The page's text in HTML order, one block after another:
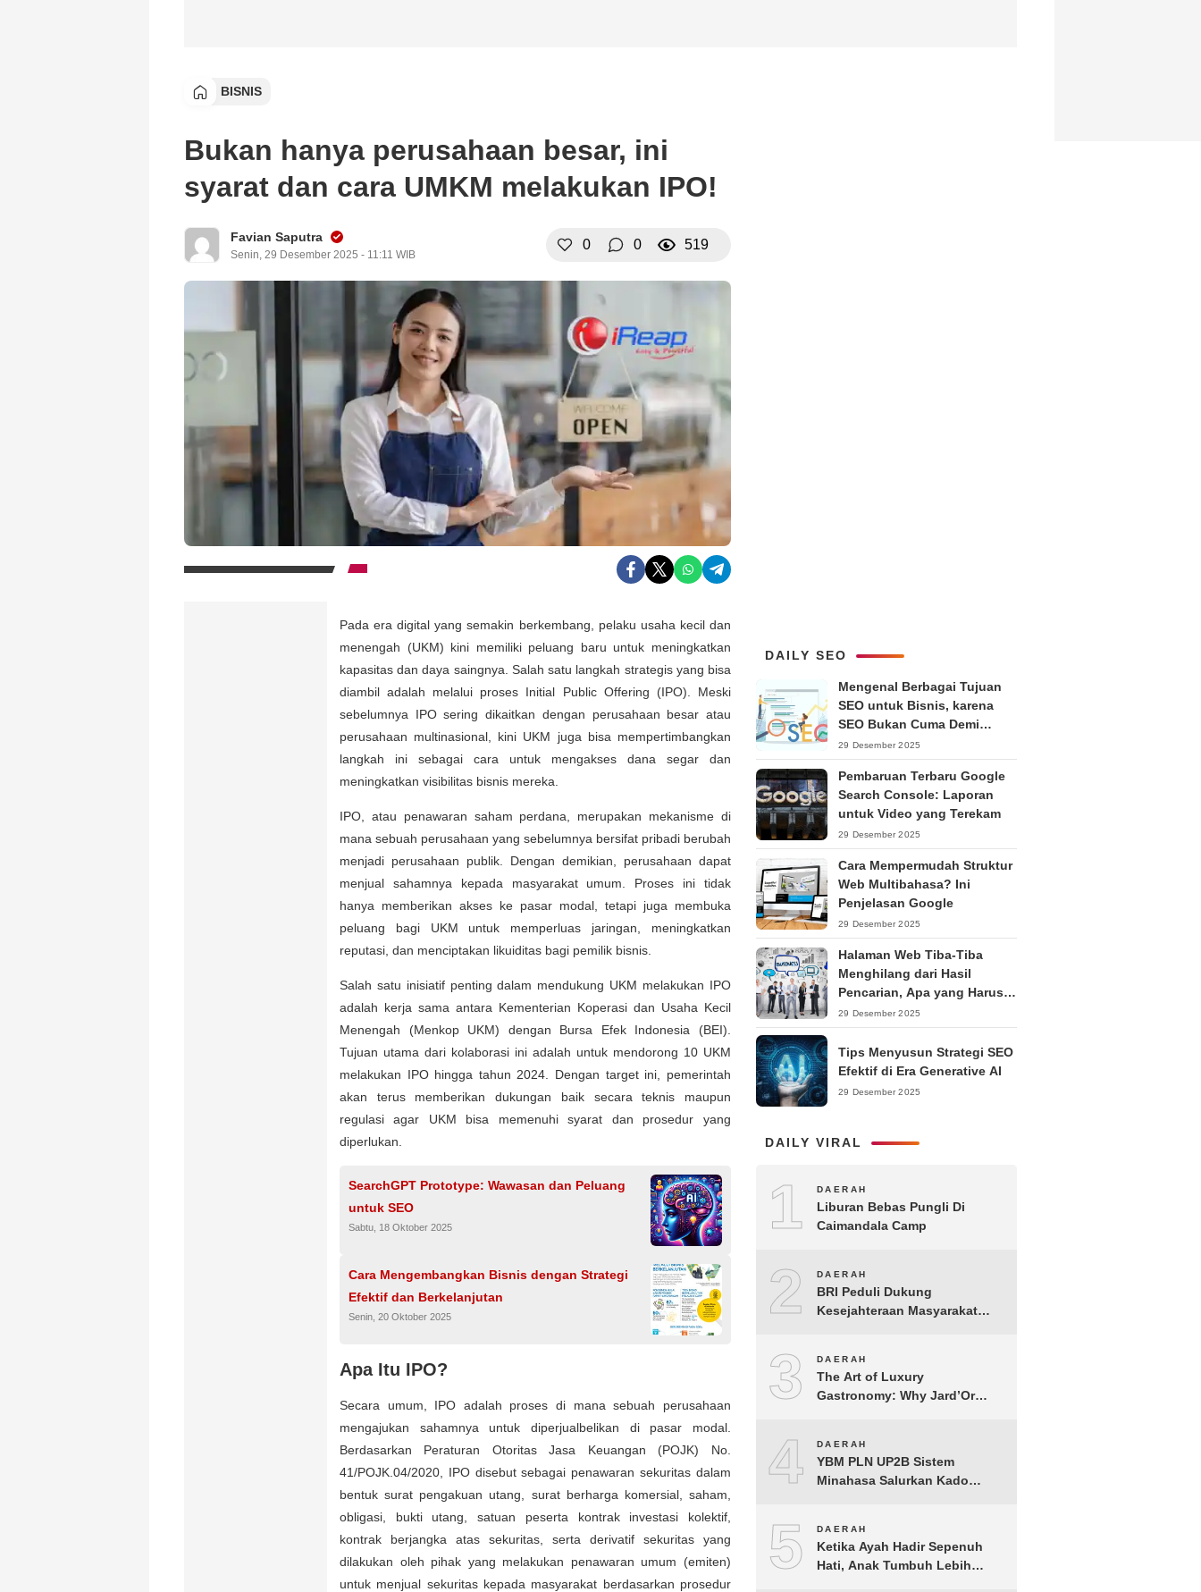
BISNIS
Bukan hanya perusahaan besar, ini
syarat dan cara UMKM melakukan IPO!
Favian Saputra
Senin, 29 Desember 2025 - 11:11 WIB
0 0 519
Pada era digital yang semakin berkembang, pelaku usaha kecil dan
menengah (UKM) kini memiliki peluang baru untuk meningkatkan
kapasitas dan daya saingnya. Salah satu langkah strategis yang bisa
diambil adalah melalui proses Initial Public Offering (IPO). Meski
sebelumnya IPO sering dikaitkan dengan perusahaan besar atau
perusahaan multinasional, kini UKM juga bisa mempertimbangkan
langkah ini sebagai cara untuk mengakses dana segar dan
meningkatkan visibilitas bisnis mereka.
IPO, atau penawaran saham perdana, merupakan mekanisme di
mana sebuah perusahaan yang sebelumnya bersifat pribadi berubah
menjadi perusahaan publik. Dengan demikian, perusahaan dapat
menjual sahamnya kepada masyarakat umum. Proses ini tidak
hanya memberikan akses ke pasar modal, tetapi juga membuka
peluang bagi UKM untuk memperluas jaringan, meningkatkan
reputasi, dan menciptakan likuiditas bagi pemilik bisnis.
Salah satu inisiatif penting dalam mendukung UKM melakukan IPO
adalah kerja sama antara Kementerian Koperasi dan Usaha Kecil
Menengah (Menkop UKM) dengan Bursa Efek Indonesia (BEI).
Tujuan utama dari kolaborasi ini adalah untuk mendorong 10 UKM
melakukan IPO hingga tahun 2024. Dengan target ini, pemerintah
akan terus memberikan dukungan baik secara teknis maupun
regulasi agar UKM bisa memenuhi syarat dan prosedur yang
diperlukan.
SearchGPT Prototype: Wawasan dan Peluang
untuk SEO
Sabtu, 18 Oktober 2025
Cara Mengembangkan Bisnis dengan Strategi
Efektif dan Berkelanjutan
Senin, 20 Oktober 2025
Apa Itu IPO?
Secara umum, IPO adalah proses di mana sebuah perusahaan
mengajukan sahamnya untuk diperjualbelikan di pasar modal.
Berdasarkan Peraturan Otoritas Jasa Keuangan (POJK) No.
41/POJK.04/2020, IPO disebut sebagai penawaran sekuritas dalam
bentuk surat pengakuan utang, surat berharga komersial, saham,
obligasi, bukti utang, satuan peserta kontrak investasi kolektif,
kontrak berjangka atas sekuritas, serta derivatif sekuritas yang
dilakukan oleh pihak yang melakukan penawaran umum (emiten)
untuk menjual sekuritas kepada masyarakat berdasarkan prosedur
DAILY SEO
Mengenal Berbagai Tujuan
SEO untuk Bisnis, karena
SEO Bukan Cuma Demi
Ranking
29 Desember 2025
Pembaruan Terbaru Google
Search Console: Laporan
untuk Video yang Terekam
29 Desember 2025
Cara Mempermudah Struktur
Web Multibahasa? Ini
Penjelasan Google
29 Desember 2025
Halaman Web Tiba-Tiba
Menghilang dari Hasil
Pencarian, Apa yang Harus
Dilakukan?
29 Desember 2025
Tips Menyusun Strategi SEO
Efektif di Era Generative AI
29 Desember 2025
DAILY VIRAL
1 DAERAH
Liburan Bebas Pungli Di
Caimandala Camp
2 DAERAH
BRI Peduli Dukung
Kesejahteraan Masyarakat
3 DAERAH
The Art of Luxury
Gastronomy: Why Jard’Or
4 DAERAH
YBM PLN UP2B Sistem
Minahasa Salurkan Kado
Tomohon
5 DAERAH
Ketika Ayah Hadir Sepenuh
Hati, Anak Tumbuh Lebih